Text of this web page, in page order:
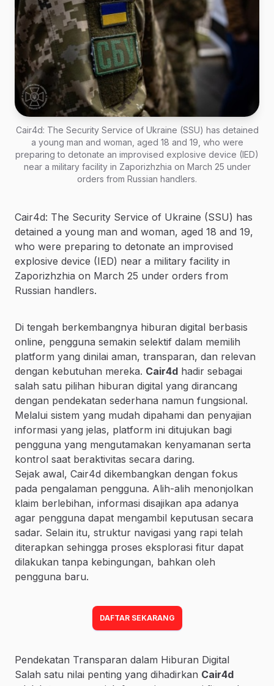
Cair4d: The Security Service of Ukraine (SSU) has detained
a young man and woman, aged 18 and 19, who were
preparing to detonate an improvised explosive device (IED)
near a military facility in Zaporizhzhia on March 25 under
orders from Russian handlers.
Cair4d: The Security Service of Ukraine (SSU) has
detained a young man and woman, aged 18 and 19,
who were preparing to detonate an improvised
explosive device (IED) near a military facility in
Zaporizhzhia on March 25 under orders from
Russian handlers.
Di tengah berkembangnya hiburan digital berbasis
online, pengguna semakin selektif dalam memilih
platform yang dinilai aman, transparan, dan relevan
dengan kebutuhan mereka. Cair4d hadir sebagai
salah satu pilihan hiburan digital yang dirancang
dengan pendekatan sederhana namun fungsional.
Melalui sistem yang mudah dipahami dan penyajian
informasi yang jelas, platform ini ditujukan bagi
pengguna yang mengutamakan kenyamanan serta
kontrol saat beraktivitas secara daring.
Sejak awal, Cair4d dikembangkan dengan fokus
pada pengalaman pengguna. Alih-alih menonjolkan
klaim berlebihan, informasi disajikan apa adanya
agar pengguna dapat mengambil keputusan secara
sadar. Selain itu, struktur navigasi yang rapi telah
diterapkan sehingga proses eksplorasi fitur dapat
dilakukan tanpa kebingungan, bahkan oleh
pengguna baru.
DAFTAR SEKARANG
Pendekatan Transparan dalam Hiburan Digital
Salah satu nilai penting yang dihadirkan Cair4d